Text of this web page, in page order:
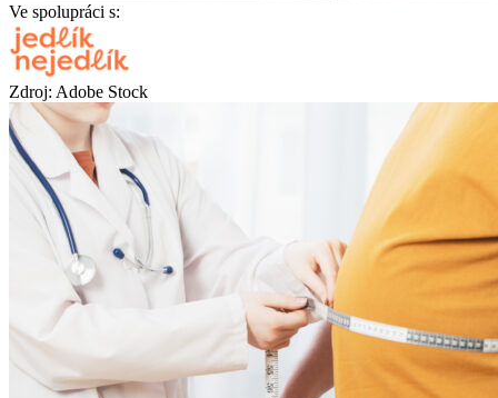
Ve spolupráci s:
Zdroj: Adobe Stock